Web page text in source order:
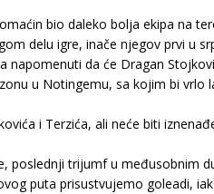
bio daleko bolja ekipa na
delu igre, inače njegov prvi u
da će Dragan
u Notingemu, sa kojim bi
i Terzića, ali neće biti
poslednji trijumf u međusobnim
puta prisustvujemo goleadi,